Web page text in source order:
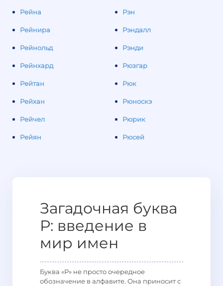
Рейна
Рейнира
Рейнольд
Рейнхард
Рейтан
Рейхан
Рейчел
Рейян
Рэн
Рэндалл
Рэнди
Рюзгар
Рюк
Рюноскэ
Рюрик
Рюсей
Загадочная буква
Р: введение в
мир имен
Буква «Р» не просто очередное
обозначение в алфавите. Она приносит с